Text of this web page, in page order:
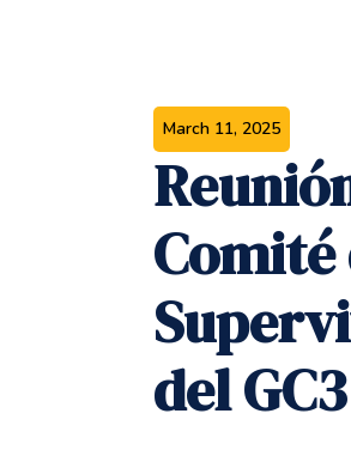
March 11, 2025
Comité
del GC3